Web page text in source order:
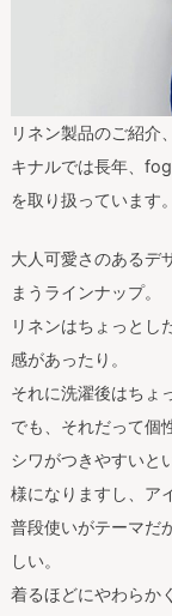
リネン製品のご紹介
キナルでは長年、
を取り扱っています。
大人可愛さのあるデ
まうラインナップ。
リネンはちょっとし
感があったり。
それに洗濯後はちょ
でも、それだって個
シワがつきやすいと
様になりますし、ア
普段使いがテーマだ
しい。
着るほどにやわらか